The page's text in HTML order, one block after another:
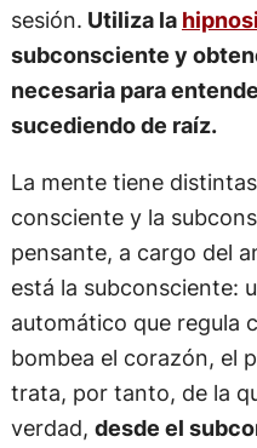
sesión. Utiliza la
subconsciente y
necesaria para
sucediendo de raíz.
La mente tiene
consciente y la
pensante, a cargo del
está la subconsciente:
automático que regula
bombea el corazón, el
trata, por tanto, de la
verdad, desde el